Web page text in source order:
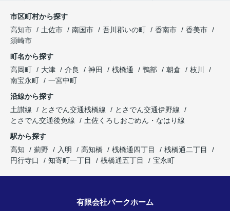
市区町村から探す
高知市
土佐市 南国市 吾川郡いの町 香南市
香美市
須崎市
町名から探す
高岡町
大津 介良 神田 桟橋通 鴨部 朝倉
枝川
南宝永町
一宮中町
沿線から探す
土讃線
とさでん交通桟橋線
とさでん交通伊野線
とさでん交通後免線
土佐くろしおごめん・なはり線
駅から探す
高知
薊野 入明 高知橋 桟橋通四丁目
桟橋通二丁目
円行寺口
知寄町一丁目 桟橋通五丁目 宝永町
有限会社パークホーム